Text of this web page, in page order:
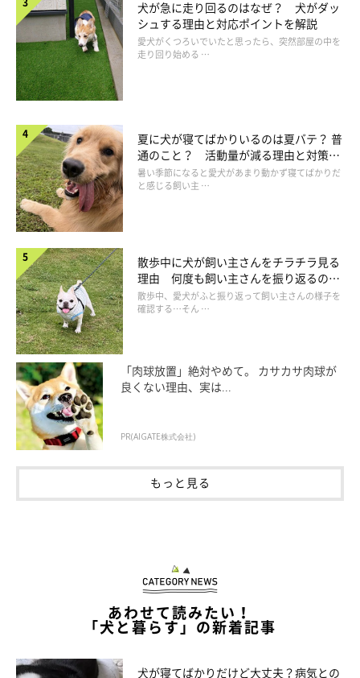
イラスト／きじまももこ
【毒ヘビ】かまれると大きく腫れたり、血液の異常を起
こしたりする
犬が急に走り回るのはなぜ？ 犬がダッ
シュする理由と対応ポイントを解説
愛犬がくつろいでいたと思ったら、突然部屋の中を
走り回り始める …
夏に犬が寝てばかりいるのは夏バテ？ 普
通のこと？ 活動量が減る理由と対策と
は
暑い季節になると愛犬があまり動かず寝てばかりだ
と感じる飼い主 …
散歩中に犬が飼い主さんをチラチラ見る
理由 何度も飼い主さんを振り返るのは
なぜ？
散歩中、愛犬がふと振り返って飼い主さんの様子を
確認する…そん …
「肉球放置」絶対やめて。 カサカサ肉球が
良くない理由、実は...
PR(AIGATE株式会社)
もっと見る
あわせて読みたい！
「犬と暮らす」の新着記事
犬が寝てばかりだけど大丈夫？病気との